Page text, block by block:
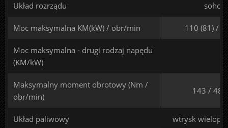
Układ rozrządu sohc
Moc maksymalna KM(kW) / obr/min 110 (81) /
Moc maksymalna - drugi rodzaj napędu
(KM/kW)
Maksymalny moment obrotowy (Nm /
obr/min)
143 /
Układ paliwowy wtrysk